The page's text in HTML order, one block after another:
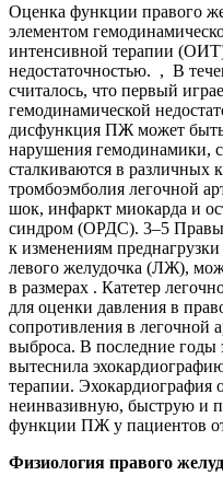
Оценка функции правого
элементом
интенсивной терапии
недостаточностью. , В
считалось, что первый
гемодинамической
дисфункция ПЖ может
нарушения гемодинамики,
сталкиваются в различных
тромбоэмболия легочной
шок, инфаркт миокарда и
синдром (ОРДС). 3–5
к изменениям
левого желудочка (ЛЖ),
в размерах . Катетер
для оценки давления в
сопротивления в легочной
выброса. В последние годы
вытеснила
терапии. Эхокардиография
неинвазивную, быструю и
функции ПЖ у пациентов
Физиология правого